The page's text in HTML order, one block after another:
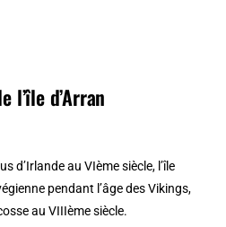
l’île d’Arran
d’Irlande au VIème siècle, l’île
pendant l’âge des Vikings,
au VIIIème siècle.